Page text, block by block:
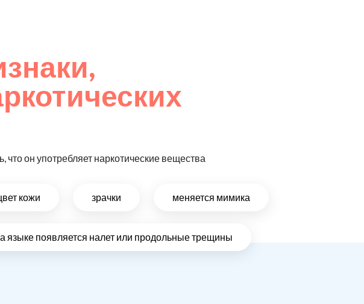
он употребляет наркотические вещества
кожи зрачки меняется мимика
языке появляется налет или продольные трещины